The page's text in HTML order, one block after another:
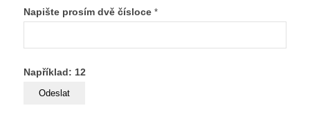
Napište prosím dvě čísloce *
Například: 12